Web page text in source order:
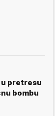
u pretresu
bombu